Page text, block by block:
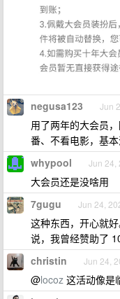
negusa123 Jun
用了两年的大会员
番、不看电影，基
whypool Jun 24,
大会员还是没啥用
7gugu Jun 24,
这种东西，开心就
说，我曾经赞助了
christin Jun 24,
@locoz 这活动像是